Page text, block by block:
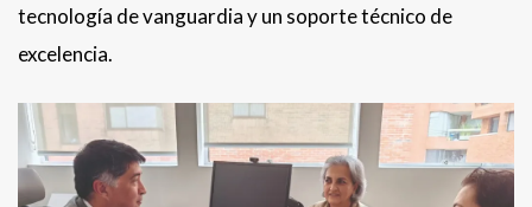
tecnología de vanguardia y un soporte técnico de
excelencia.